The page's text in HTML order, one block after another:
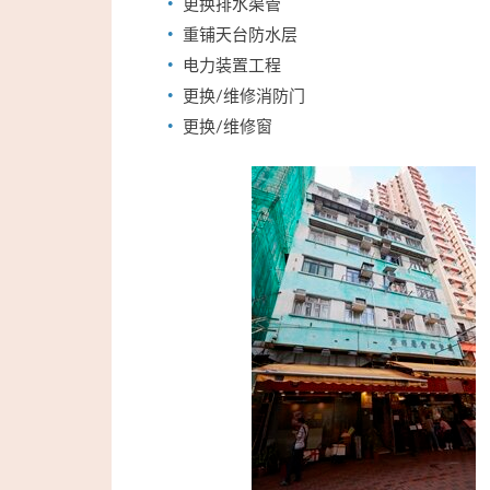
重铺天台防水层
电力装置工程
更换/维修消防门
更换/维修窗